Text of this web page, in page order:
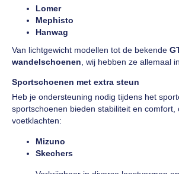
Lomer
Mephisto
Hanwag
Van lichtgewicht modellen tot de bekende
wandelschoenen, wij hebben ze allemaal
Sportschoenen met extra steun
Heb je ondersteuning nodig tijdens het
sportschoenen bieden stabiliteit en comfort,
voetklachten:
Mizuno
Skechers